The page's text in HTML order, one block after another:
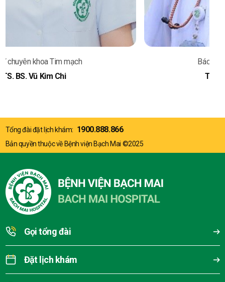
Bác sĩ chuyên khoa Tim mạch
TS. BS. Phạm Trần Linh
Tổng đài đặt lịch khám: 1900.888.866
Bản quyền thuộc về Bệnh viện Bạch Mai ©2025
Gọi tổng đài
Đặt lịch khám